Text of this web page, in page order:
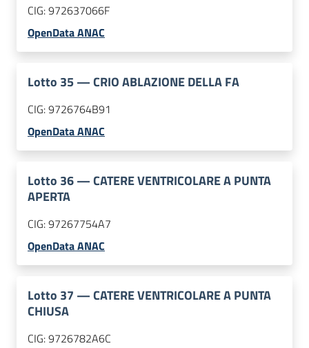
CIG:972637066F
OpenData ANAC
Lotto 35—CRIO ABLAZIONE DELLA FA
CIG:9726764B91
OpenData ANAC
Lotto 36—CATERE VENTRICOLARE A PUNTA
APERTA
CIG:97267754A7
OpenData ANAC
Lotto 37 —CATERE VENTRICOLARE A PUNTA
CHIUSA
CIG:9726782A6C